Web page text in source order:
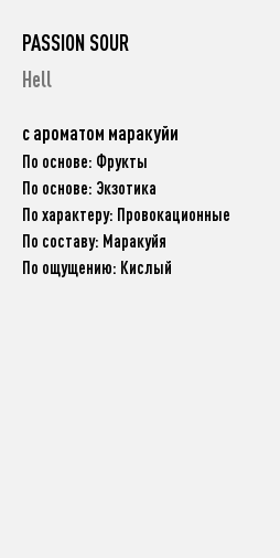
PASSION SOUR
Hell
с ароматом маракуйи
По основе: Фрукты
По основе: Экзотика
По характеру: Провокационные
По составу: Маракуйя
По ощущению: Кислый